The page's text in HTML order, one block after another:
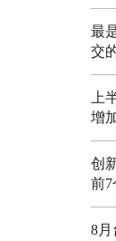
最
交
上
增
创
前7
8月